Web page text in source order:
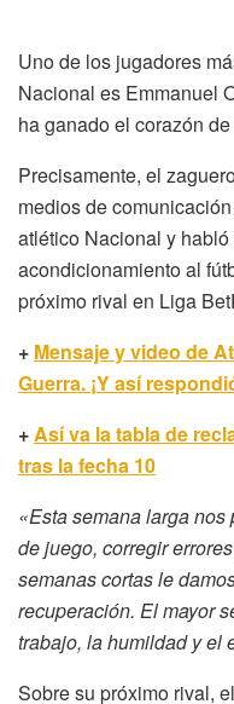
Uno de los jugadores
Nacional es Emmanuel
ha ganado el corazón
Precisamente, el
medios de
atlético Nacional y
acondicionamiento al
próximo rival en Liga
+ Mensaje y video de
Guerra. ¡Y así
+Así va la tabla de
tras la fecha 10
«Esta semana larga
de juego, corregir
semanas cortas le
recuperación. El mayor
trabajo, la humildad y el
Sobre su próximo rival,